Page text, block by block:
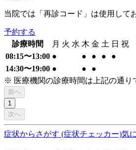
当院では「再診コード」は使用して
予約する
診療時間
月 火 水 木 金 土 日 祝
08:15〜13:00 ● ● ● ●
●
14:30〜19:00 ● ●
●
※ 医療機関の診療時間は上記の通り
前へ
1
次へ
症状からさがす (症状チェッカー)気